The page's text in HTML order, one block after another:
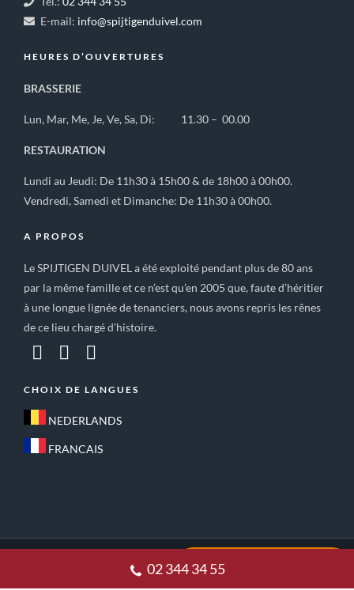
E-mail: info@spijtigenduivel.com
HEURES D’OUVERTURES
BRASSERIE
Lun, Mar, Me, Je, Ve, Sa, Di: 11.30 – 00.00
RESTAURATION
Lundi au Jeudi: De 11h30 à 15h00 & de 18h00 à 00h00.
Vendredi, Samedi et Dimanche: De 11h30 à 00h00.
A PROPOS
Le SPIJTIGEN DUIVEL a été exploité pendant plus de 80 ans
par la même famille et ce n’est qu’en 2005 que, faute d’héritier
à une longue lignée de tenanciers, nous avons repris les rênes
de ce lieu chargé d’histoire.
CHOIX DE LANGUES
NEDERLANDS
FRANCAIS
CONDITIONS GÉNÉRALES DE VENTE
02 344 34 55